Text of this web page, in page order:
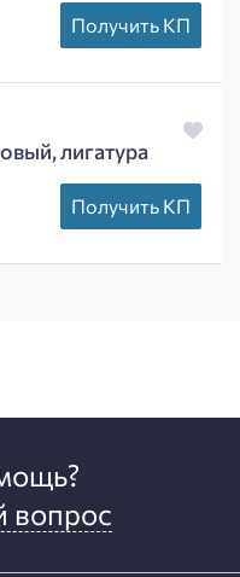
Получить КП
лигатура
Получить КП
вопрос